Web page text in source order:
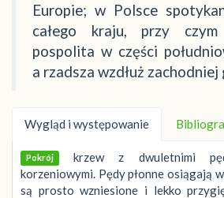
Europie; w Polsce
całego kraju, przy
pospolita w części
a rzadsza wzdłuż zachodniej
Wygląd i występowanie
Pokrój krzew z dwuletnimi
korzeniowymi. Pędy płonne osiągają
są prosto wzniesione i lekko